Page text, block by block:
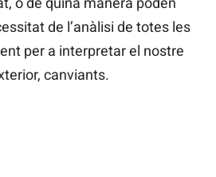
de l’anàlisi de totes les
per a interpretar el nostre
canviants.